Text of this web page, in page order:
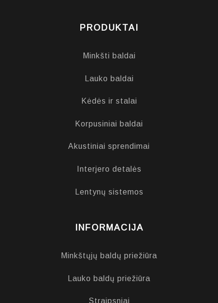
PRODUKTAI
Minkšti baldai
Lauko baldai
Kėdės ir stalai
Korpusiniai baldai
Akustiniai sprendimai
Interjero detalės
Lentynų sistemos
INFORMACIJA
Minkštųjų baldų priežiūra
Lauko baldų priežiūra
Straipsniai